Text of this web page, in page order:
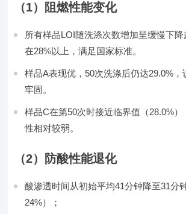
（1）阻燃性能变化
所有样品LOI随洗涤次数增加呈缓慢下
在28%以上，满足国家标准。
样品A表现优，50次洗涤后仍达29.0%，
牢固。
样品C在第50次时接近临界值（28.0%）
性相对较弱。
（2）防酸性能退化
酸渗透时间从初始平均41分钟降至31分
24%）；